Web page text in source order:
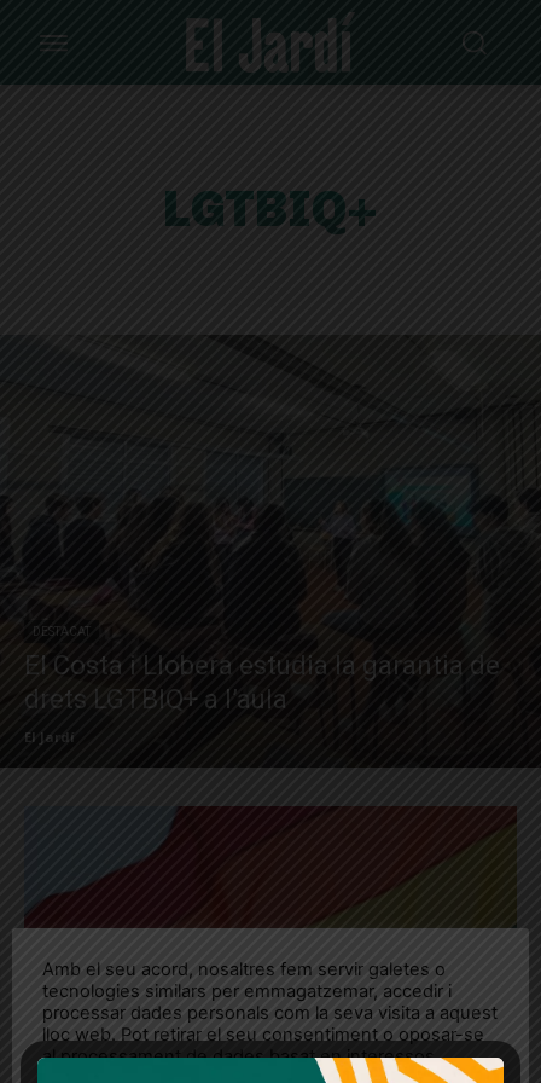
LGTBIQ+
DESTACAT
El Costa i Llobera estudia la garantia de
drets LGTBIQ+ a l’aula
El Jardí
Amb el seu acord, nosaltres fem servir galetes o
tecnologies similars per emmagatzemar, accedir i
processar dades personals com la seva visita a aquest
lloc web. Pot retirar el seu consentiment o oposar-se
al processament de dades basat en interessos
legítims en qualsevol moment fent clic a "Ajustos de